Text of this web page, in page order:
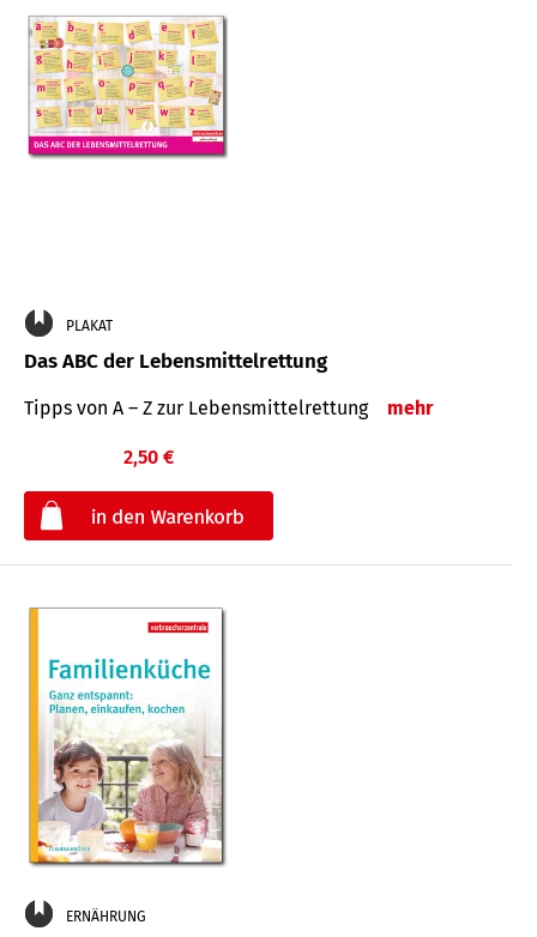
PLAKAT
Das ABC der Lebensmittelrettung
Tipps von A – Z zur Lebensmittelrettung mehr
2,50 €
ERNÄHRUNG